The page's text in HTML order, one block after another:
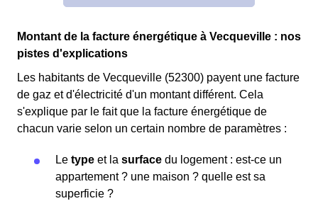
Montant de la facture énergétique à Vecqueville : nos
pistes d'explications
Les habitants de Vecqueville (52300) payent une facture
de gaz et d'électricité d'un montant différent. Cela
s'explique par le fait que la facture énergétique de
chacun varie selon un certain nombre de paramètres :
Le type et la surface du logement : est-ce un
appartement ? une maison ? quelle est sa
superficie ?